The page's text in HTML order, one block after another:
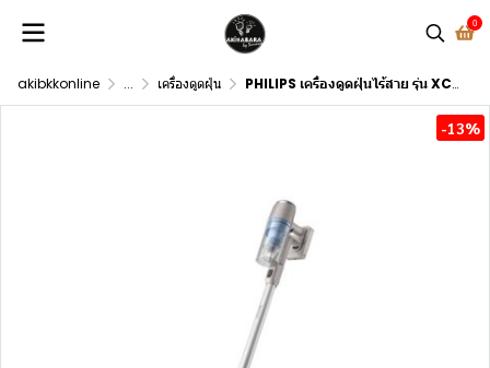
0
akibkkonline ... เครื่องดูดฝุ่น PHILIPS เครื่องดูดฝุ่นไร้สาย รุ่น XC2011/01
-13%